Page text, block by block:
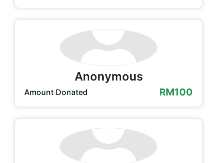
Anonymous
Amount Donated RM100